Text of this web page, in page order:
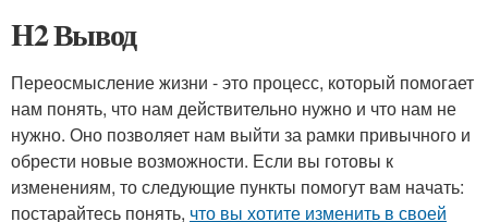
H2 Вывод
Переосмысление жизни - это процесс, который помогает
нам понять, что нам действительно нужно и что нам не
нужно. Оно позволяет нам выйти за рамки привычного и
обрести новые возможности. Если вы готовы к
изменениям, то следующие пункты помогут вам начать:
постарайтесь понять, что вы хотите изменить в своей